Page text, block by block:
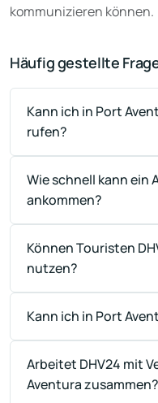
kommunizieren können.
Häufig gestellte
Kann ich in Port
rufen?
Wie schnell kann ein
ankommen?
Können Touristen
nutzen?
Kann ich in Port
Arbeitet DHV24 mit
Aventura zusammen?